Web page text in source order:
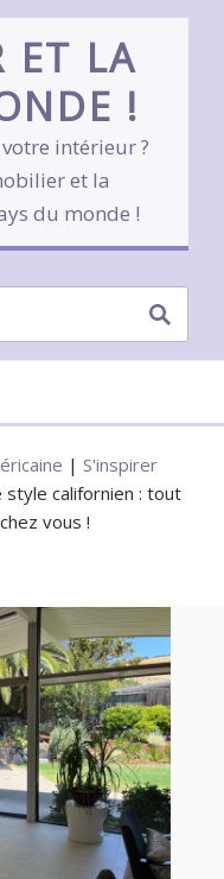
ET LA
!
intérieur ?
et la
du monde !
| S'inspirer
style californien : tout
vous !